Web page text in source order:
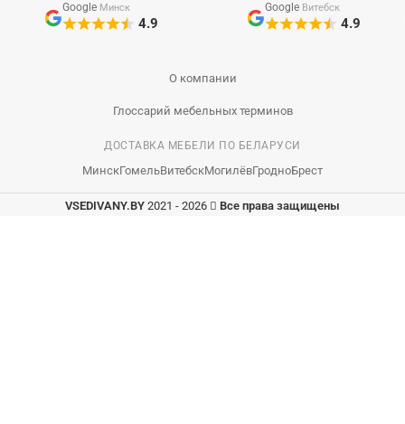
Google Минск
4.9
Google Витебск
4.9
О компании
Глоссарий мебельных терминов
ДОСТАВКА МЕБЕЛИ ПО БЕЛАРУСИ
МинскГомельВитебскМогилёвГродноБрест
VSEDIVANY.BY 2021 - 2026 Все права защищены